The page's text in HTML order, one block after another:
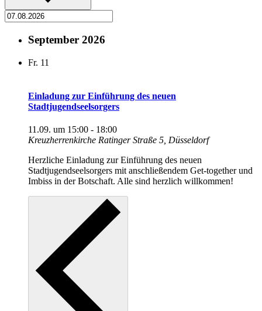
September 2026
Fr. 11
Einladung zur Einführung des neuen
Stadtjugendseelsorgers
11.09. um 15:00 - 18:00
Kreuzherrenkirche Ratinger Straße 5, Düsseldorf
Herzliche Einladung zur Einführung des neuen
Stadtjugendseelsorgers mit anschließendem Get-together und
Imbiss in der Botschaft. Alle sind herzlich willkommen!